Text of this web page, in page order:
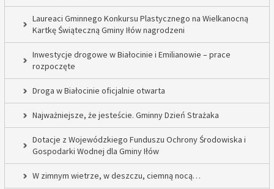
Laureaci Gminnego Konkursu Plastycznego na Wielkanocną
Kartkę Świąteczną Gminy Iłów nagrodzeni
Inwestycje drogowe w Białocinie i Emilianowie – prace
rozpoczęte
Droga w Białocinie oficjalnie otwarta
Najważniejsze, że jesteście. Gminny Dzień Strażaka
Dotacje z Wojewódzkiego Funduszu Ochrony Środowiska i
Gospodarki Wodnej dla Gminy Iłów
W zimnym wietrze, w deszczu, ciemną nocą…